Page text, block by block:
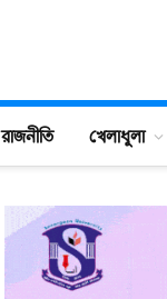
রাজনীতি খেলাধুলা